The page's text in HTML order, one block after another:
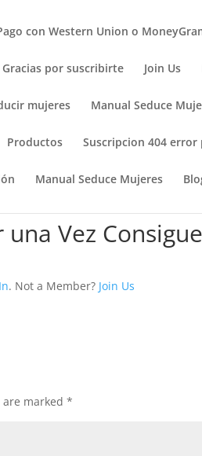
con Western Union o
Gracias por suscribirte Join Us
mujeres Manual Seduce
Productos Suscripcion 404 error
Manual Seduce Mujeres
Vez
. Not a Member? Join Us
are marked*